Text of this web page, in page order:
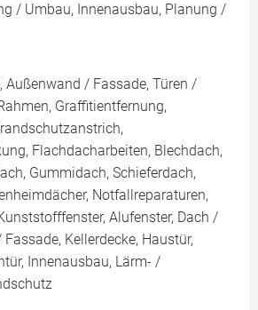
/ Umbau, Innenausbau, Planung /
Außenwand / Fassade, Türen /
Graffitientfernung,
Flachdacharbeiten, Blechdach,
Gummidach, Schieferdach,
Notfallreparaturen,
Alufenster, Dach /
Kellerdecke, Haustür,
Innenausbau, Lärm- /